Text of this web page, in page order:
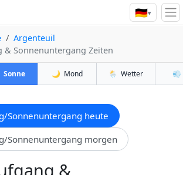
🇩🇪▾
Argenteuil
& Sonnenuntergang Zeiten
Sonne 🌙 Mond 🌦️ Wetter 💨
Sonnenuntergang heute
Sonnenuntergang morgen
&